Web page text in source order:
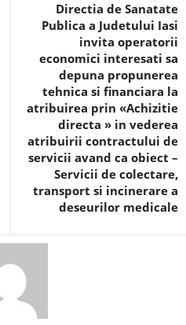
Directia de Sanatate
Publica a Judetului Iasi
invita operatorii
economici interesati sa
depuna propunerea
tehnica si financiara la
atribuirea prin «Achizitie
directa » in vederea
atribuirii contractului de
servicii avand ca obiect –
Servicii de colectare,
transport si incinerare a
deseurilor medicale